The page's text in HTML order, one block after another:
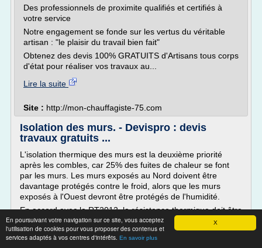
X
En poursuivant votre navigation sur ce site, vous acceptez
l'utilisation de cookies pour vous proposer des contenus et
services adaptés à vos centres d'intérêts. En savoir plus
Des professionnels de proximite qualifiés et certifiés à
votre service
Notre engagement se fonde sur les vertus du véritable
artisan : "le plaisir du travail bien fait"
Obtenez des devis 100% GRATUITS d'Artisans tous corps
d'état pour réaliser vos travaux au...
Lire la suite
Site : http://mon-chauffagiste-75.com
Isolation des murs. - Devispro : devis
travaux gratuits ...
L'isolation thermique des murs est la deuxième priorité
après les combles, car 25% des fuites de chaleur se font
par les murs. Les murs exposés au Nord doivent être
davantage protégés contre le froid, alors que les murs
exposés à l'Ouest devront être protégés de l'humidité.
En accord avec la RT2012, la résistance thermique doit être
de 2 pour un mur donnant sur un local non...
Lire la suite